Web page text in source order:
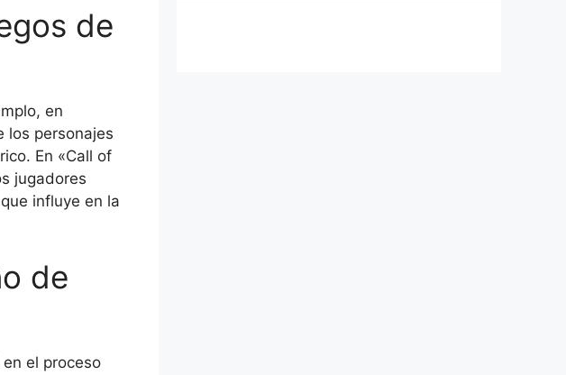
de
en
los personajes
En «Call of
jugadores
influye en la
de
el proceso